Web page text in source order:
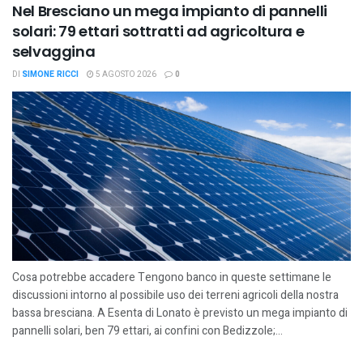
Nel Bresciano un mega impianto di pannelli
solari: 79 ettari sottratti ad agricoltura e
selvaggina
DI SIMONE RICCI 5 AGOSTO 2026 0
Cosa potrebbe accadere Tengono banco in queste settimane le
discussioni intorno al possibile uso dei terreni agricoli della nostra
bassa bresciana. A Esenta di Lonato è previsto un mega impianto di
pannelli solari, ben 79 ettari, ai confini con Bedizzole;...